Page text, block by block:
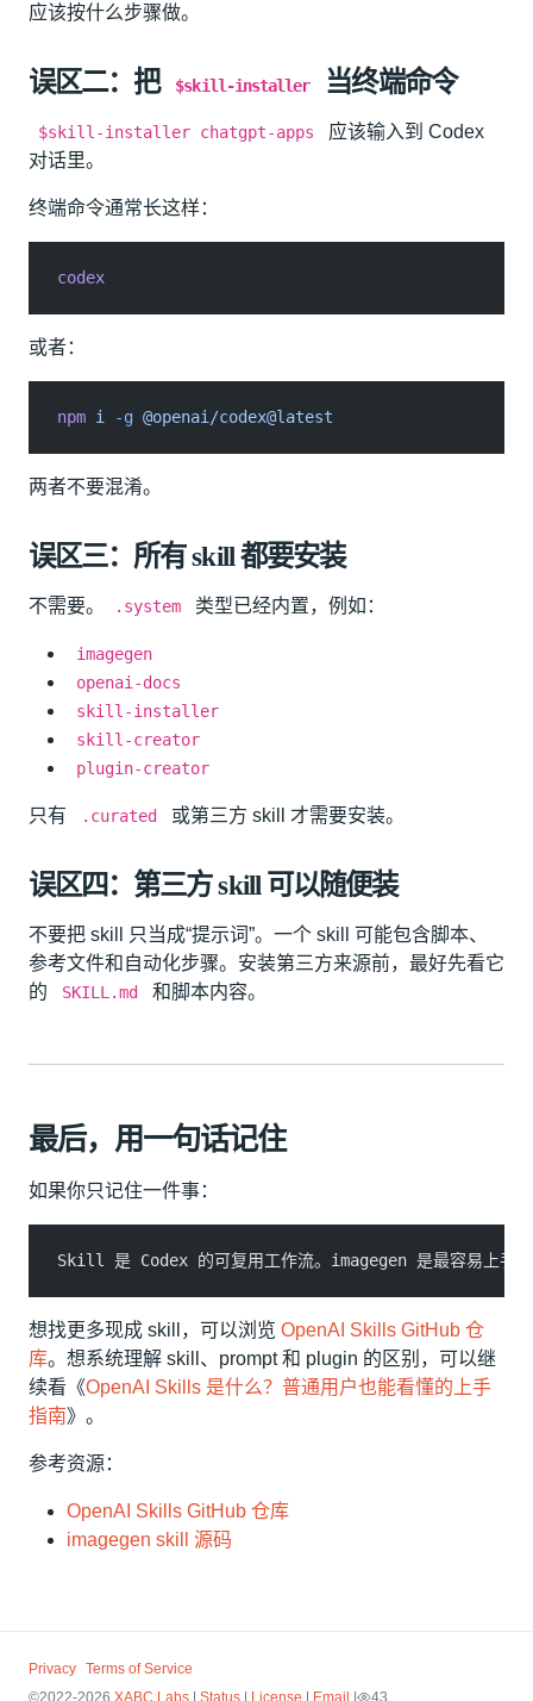
应该按什么步骤做。
误区二：把 $skill-installer 当终端命令
$skill-installer chatgpt-apps
应该输入到 Codex
对话里。
终端命令通常长这样：
codex
或者：
npm i -g @openai/codex@latest
两者不要混淆。
误区三：所有 skill 都要安装
不需要。 .system 类型已经内置，例如：
imagegen
openai-docs
skill-installer
skill-creator
plugin-creator
只有 .curated 或第三方 skill 才需要安装。
误区四：第三方 skill 可以随便装
不要把 skill 只当成“提示词”。一个 skill 可能包含脚本、
参考文件和自动化步骤。安装第三方来源前，最好先看它
的
SKILL.md 和脚本内容。
最后，用一句话记住
如果你只记住一件事：
Skill 是 Codex 的可复用工作流。imagegen 是最容易上手
想找更多现成 skill，可以浏览 OpenAI Skills GitHub 仓
库。想系统理解 skill、prompt 和 plugin 的区别，可以继
续看《OpenAI Skills 是什么？普通用户也能看懂的上手
指南》。
参考资源：
OpenAI Skills GitHub 仓库
imagegen skill 源码
©2022-2026 XABC Labs | Status | License | Email | 43
Privacy Terms of Service